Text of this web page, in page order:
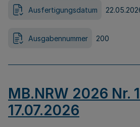
Ausfertigungsdatum
Ausgabennummer 200
MB.NRW 2026 Nr.
17.07.2026